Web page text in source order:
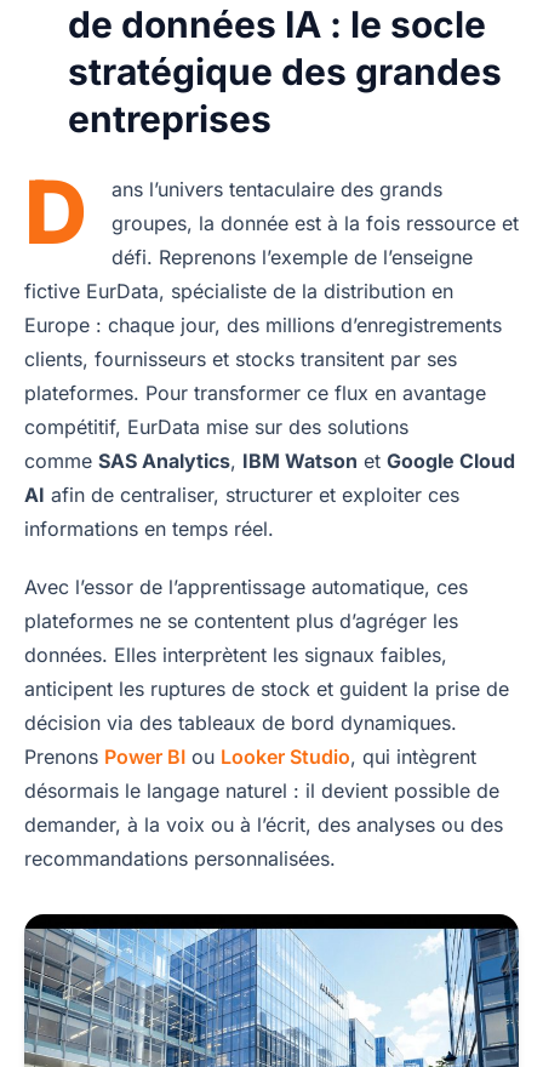
de données IA : le socle
stratégique des grandes
entreprises
D
ans l’univers tentaculaire des grands
groupes, la donnée est à la fois ressource et
défi. Reprenons l’exemple de l’enseigne
fictive EurData, spécialiste de la distribution en
Europe : chaque jour, des millions d’enregistrements
clients, fournisseurs et stocks transitent par ses
plateformes. Pour transformer ce flux en avantage
compétitif, EurData mise sur des solutions
comme SAS Analytics, IBM Watson et Google Cloud
AI afin de centraliser, structurer et exploiter ces
informations en temps réel.
Avec l’essor de l’apprentissage automatique, ces
plateformes ne se contentent plus d’agréger les
données. Elles interprètent les signaux faibles,
anticipent les ruptures de stock et guident la prise de
décision via des tableaux de bord dynamiques.
Prenons Power BI ou Looker Studio, qui intègrent
désormais le langage naturel : il devient possible de
demander, à la voix ou à l’écrit, des analyses ou des
recommandations personnalisées.